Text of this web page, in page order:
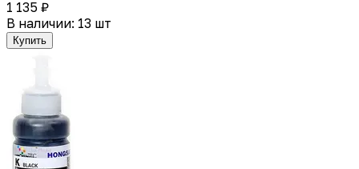
1 135 ₽
В наличии: 13 шт
Купить